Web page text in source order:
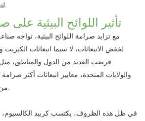
لتعزيز قوة الفولاذ ومرونته.
2. تأثير اللوائح البيئية
مع تزايد صرامة اللوائح البيئية، تواجه
لخفض الانبعاثات، لا سيما انبعاثات
فرضت العديد من الدول والمناطق، مثل
والولايات المتحدة، معايير انبعاثات أكثر
من انبعاثات الغازات الضارة.
في ظل هذه الظروف، يكتسب كربيد الكالسيوم،